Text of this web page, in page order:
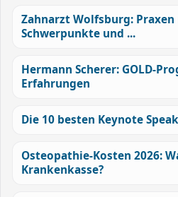
Zahnarzt Wolfsburg: Praxen
Schwerpunkte und ...
Hermann Scherer: GOLD-
Erfahrungen
Die 10 besten Keynote
Osteopathie-Kosten 2026:
Krankenkasse?